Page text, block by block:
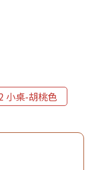
小桌-胡桃色